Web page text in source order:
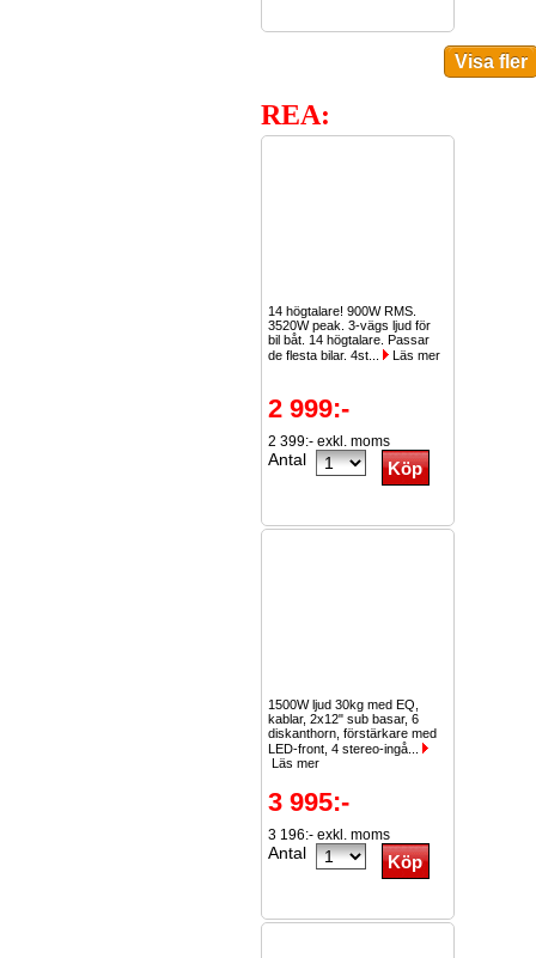
REA:
14 högtalare! 900W RMS.
3520W peak. 3-vägs ljud för
bil båt. 14 högtalare. Passar
de flesta bilar. 4st...
Läs mer
2 999:-
2 399:- exkl. moms
Antal
1500W ljud 30kg med EQ,
kablar, 2x12" sub basar, 6
diskanthorn, förstärkare med
LED-front, 4 stereo-ingå...
Läs mer
3 995:-
3 196:- exkl. moms
Antal